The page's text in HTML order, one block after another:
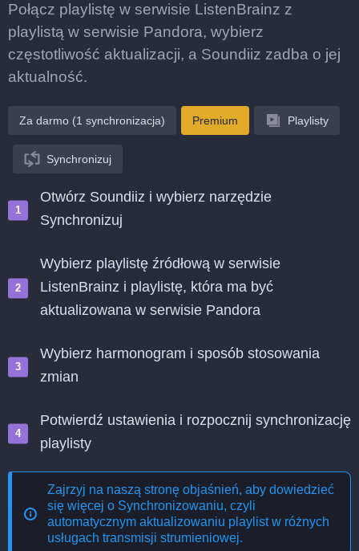
Połącz playlistę w serwisie ListenBrainz z
playlistą w serwisie Pandora, wybierz
częstotliwość aktualizacji, a Soundiiz zadba o jej
aktualność.
Za darmo (1 synchronizacja) Premium Playlisty
Synchronizuj
Otwórz Soundiiz i wybierz narzędzie
Synchronizuj
Wybierz playlistę źródłową w serwisie
ListenBrainz i playlistę, która ma być
aktualizowana w serwisie Pandora
Wybierz harmonogram i sposób stosowania
zmian
Potwierdź ustawienia i rozpocznij synchronizację
playlisty
Zajrzyj na naszą stronę objaśnień, aby dowiedzieć
się więcej o Synchronizowaniu, czyli
automatycznym aktualizowaniu playlist w różnych
usługach transmisji strumieniowej.